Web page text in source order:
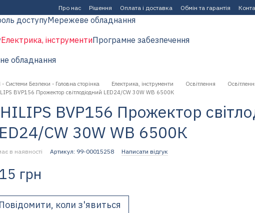
Про нас Рішення Оплата і доставка Обмін та гарантія
доступуМережеве обладнання
Електрика, інструментиПрограмне забезпечення
обладнання
Системи Безпеки - Головна сторінка Електрика, інструменти Освітлення
BVP156 Прожектор світлодіодний LED24/CW 30W WB 6500К
BVP156 Прожектор
CW 30W WB 6500К
в наявності Артикул: 99-00015258 Написати відгук
грн
Повідомити, коли з'явиться